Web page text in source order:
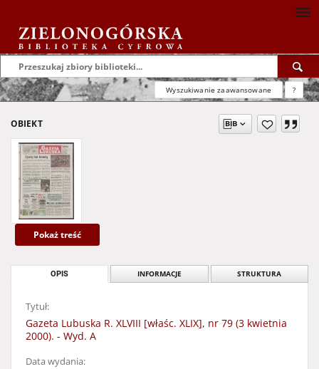
Wyszukiwanie zaawansowane ?
OBIEKT
Pokaż treść
OPIS INFORMACJE STRUKTURA
Tytuł:
Gazeta Lubuska R. XLVIII [właśc. XLIX], nr 79 (3 kwietnia
2000). - Wyd. A
Data wydania: